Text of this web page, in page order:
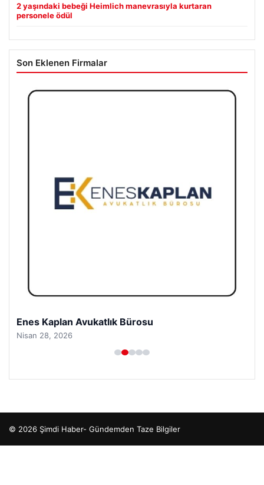
2 yaşındaki bebeği Heimlich manevrasıyla kurtaran
personele ödül
Son Eklenen Firmalar
Enes Kaplan Avukatlık Bürosu
Nisan 28, 2026
© 2026 Şimdi Haber- Gündemden Taze Bilgiler